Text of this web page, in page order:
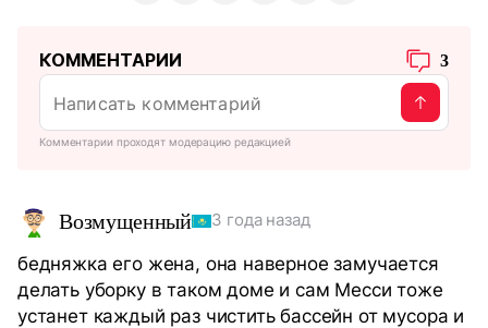
КОММЕНТАРИИ 3
Комментарии проходят модерацию редакцией
Возмущенный 3 года назад
бедняжка его жена, она наверное замучается
делать уборку в таком доме и сам Месси тоже
устанет каждый раз чистить бассейн от мусора и